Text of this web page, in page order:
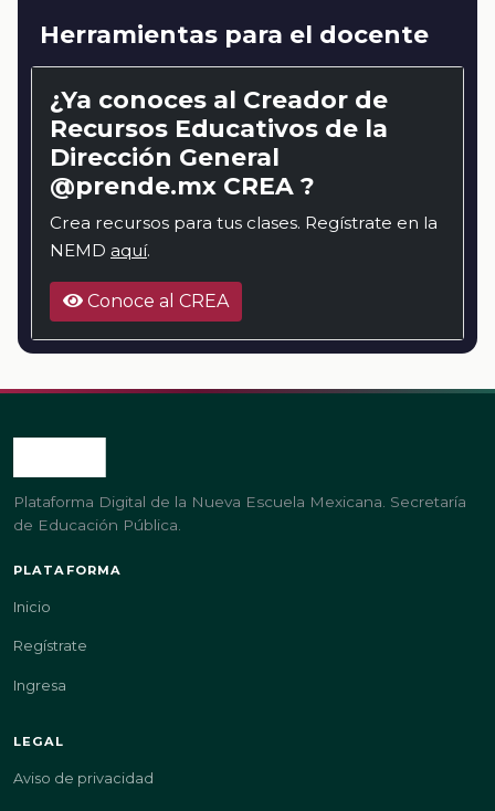
Herramientas para el docente
¿Ya conoces al Creador de
Recursos Educativos de la
Dirección General
@prende.mx CREA ?
Crea recursos para tus clases. Regístrate en la
NEMD aquí.
Conoce al CREA
Plataforma Digital de la Nueva Escuela Mexicana. Secretaría
de Educación Pública.
PLATAFORMA
Inicio
Regístrate
Ingresa
LEGAL
Aviso de privacidad